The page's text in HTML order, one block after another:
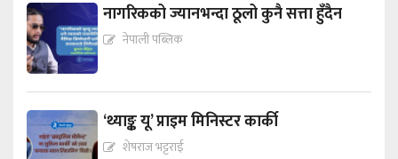
नागरिकको ज्यानभन्दा ठूलो कुनै सत्ता हुँदैन
नेपाली पब्लिक
‘थ्याङ्क यू’ प्राइम मिनिस्टर कार्की
शेषराज भट्टराई